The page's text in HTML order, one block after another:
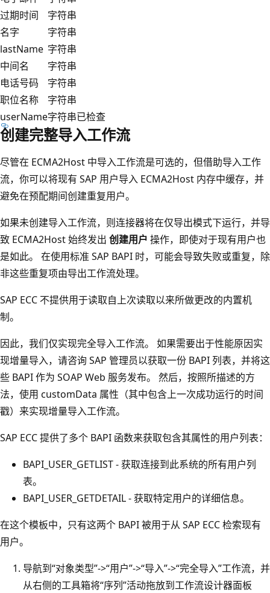
过期时间
字符串
名字
字符串
lastName 字符串
中间名
字符串
电话号码
字符串
职位名称
字符串
userName字符串已检查
创建完整导入工作流
尽管在 ECMA2Host 中导入工作流是可选的，但借助导入工作
流，你可以将现有 SAP 用户导入 ECMA2Host 内存中缓存，并
避免在预配期间创建重复用户。
如果未创建导入工作流，则连接器将在仅导出模式下运行，并导
致 ECMA2Host 始终发出 创建用户 操作，即使对于现有用户也
是如此。 在使用标准 SAP BAPI 时，可能会导致失败或重复，除
非这些重复项由导出工作流处理。
SAP ECC 不提供用于读取自上次读取以来所做更改的内置机
制。
因此，我们仅实现完全导入工作流。 如果需要出于性能原因实
现增量导入，请咨询 SAP 管理员以获取一份 BAPI 列表，并将这
些 BAPI 作为 SOAP Web 服务发布。 然后，按照所描述的方
法，使用 customData 属性（其中包含上一次成功运行的时间
戳）来实现增量导入工作流。
SAP ECC 提供了多个 BAPI 函数来获取包含其属性的用户列表：
BAPI_USER_GETLIST - 获取连接到此系统的所有用户列
表。
BAPI_USER_GETDETAIL - 获取特定用户的详细信息。
在这个模板中，只有这两个 BAPI 被用于从 SAP ECC 检索现有
用户。
导航到“对象类型”->“用户”->“导入”->“完全导入”工作流，并
从右侧的工具箱将“序列”活动拖放到工作流设计器面板